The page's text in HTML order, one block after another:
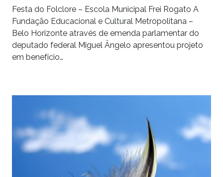
Festa do Folclore – Escola Municipal Frei Rogato A
Fundação Educacional e Cultural Metropolitana –
Belo Horizonte através de emenda parlamentar do
deputado federal Miguel Ângelo apresentou projeto
em benefício…